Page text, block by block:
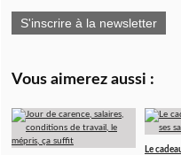
S'inscrire à la newsletter
Vous aimerez aussi :
Le